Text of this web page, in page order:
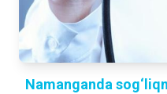
Namanganda